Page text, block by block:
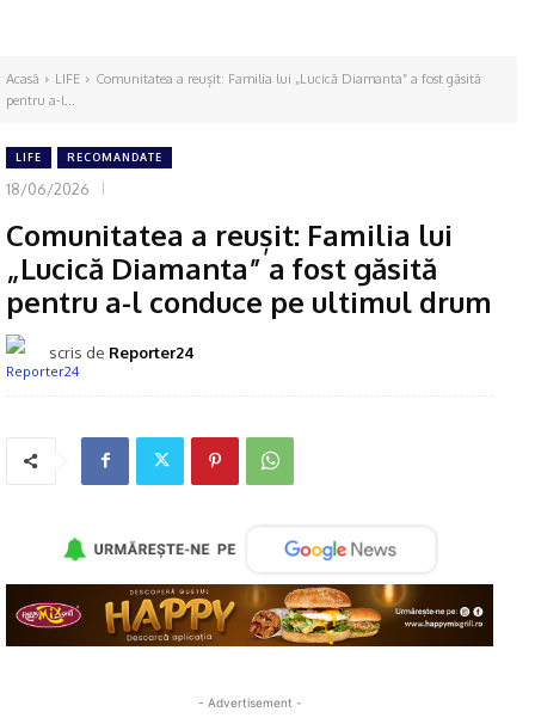
Acasă LIFE
Comunitatea a reușit: Familia lui „Lucică Diamanta” a fost găsită
pentru a-l...
LIFE RECOMANDATE
18/06/2026
Comunitatea a reușit: Familia lui
„Lucică Diamanta” a fost găsită
pentru a-l conduce pe ultimul drum
scris de Reporter24
- Advertisement -